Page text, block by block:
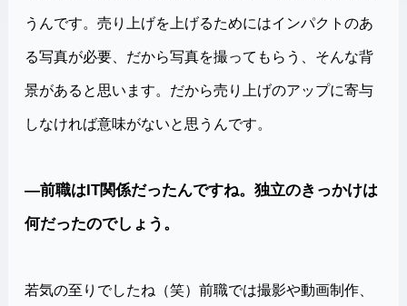
うんです。売り上げを上げるためにはインパクトのあ
る写真が必要、だから写真を撮ってもらう、そんな背
景があると思います。だから売り上げのアップに寄与
しなければ意味がないと思うんです。
―前職はIT関係だったんですね。独立のきっかけは
何だったのでしょう。
若気の至りでしたね（笑）前職では撮影や動画制作、